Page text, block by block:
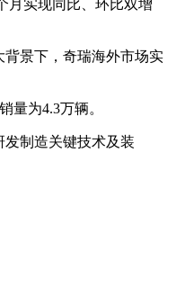
月实现同比、环比双增
背景下，奇瑞海外市场实
量为4.3万辆。
发制造关键技术及装